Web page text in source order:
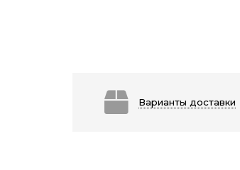
Варианты доставки